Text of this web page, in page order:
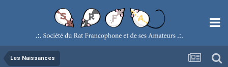
Les Naissances